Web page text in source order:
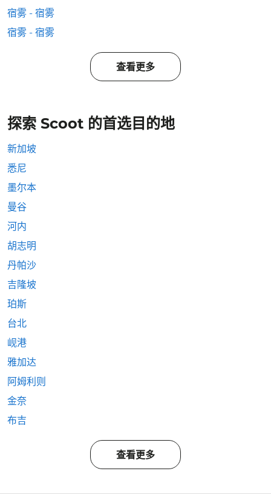
宿雾 - 宿雾
宿雾 - 宿雾
查看更多
探索 Scoot 的首选目的地
新加坡
悉尼
墨尔本
曼谷
河内
胡志明
丹帕沙
吉隆坡
珀斯
台北
岘港
雅加达
阿姆利则
金奈
布吉
查看更多